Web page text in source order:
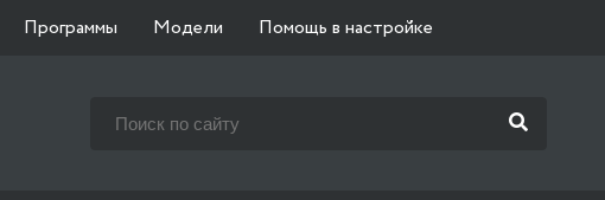
Программы Модели Помощь в настройке